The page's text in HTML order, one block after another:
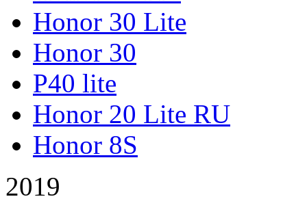
Honor 30 Lite
Honor 30
P40 lite
Honor 20 Lite RU
Honor 8S
2019